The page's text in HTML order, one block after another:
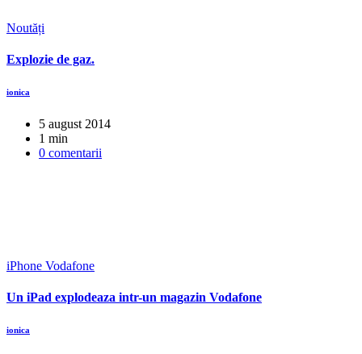
Noutăți
Explozie de gaz.
ionica
5 august 2014
1 min
0 comentarii
iPhone Vodafone
Un iPad explodeaza intr-un magazin Vodafone
ionica